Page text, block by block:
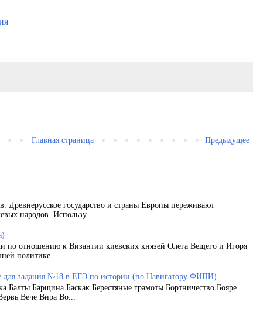
Предыдущее
Главная страница
государство и страны Европы переживают
народов. Использу...
по отношению к Византии киевских князей Олега Вещего и Игоря
политике ...
задания №18 в ЕГЭ по истории (по Навигатору ФИПИ).
Балты Барщина Баскак Берестяные грамоты Бортничество Бояре
Вече Вира Во...